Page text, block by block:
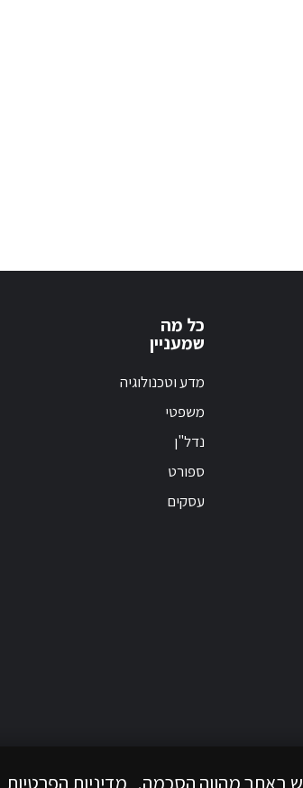
כל מה
שמעניין
מדע וטכנולוגיה
משפטי
נדל"ן
ספורט
עסקים
באתר מהווה הסכמה. מדיניות הפרטיות